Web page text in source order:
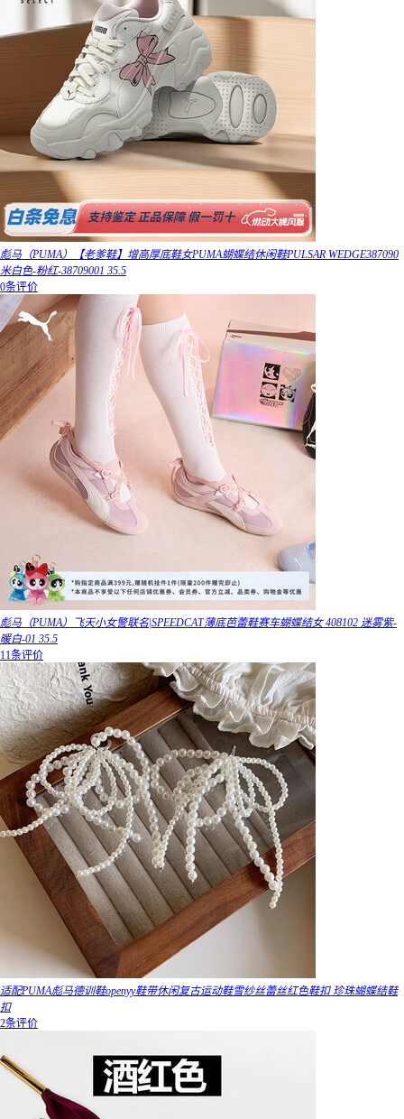
彪马（PUMA）【老爹鞋】增高厚底鞋女PUMA蝴蝶结休闲鞋PULSAR WEDGE387090
米白色-粉红-38709001 35.5
0条评价
彪马（PUMA）飞天小女警联名|SPEEDCAT薄底芭蕾鞋赛车蝴蝶结女 408102 迷雾紫-
暖白-01 35.5
11条评价
适配PUMA彪马德训鞋openyy鞋带休闲复古运动鞋雪纱丝蕾丝红色鞋扣 珍珠蝴蝶结鞋
扣
2条评价